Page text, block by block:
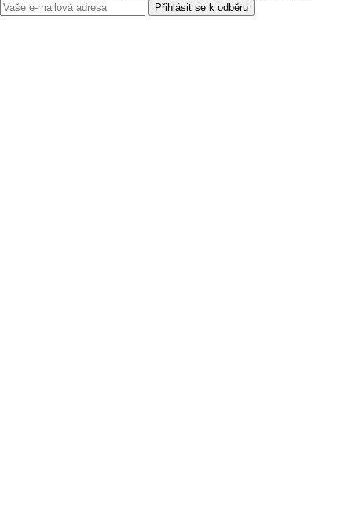
Přihlásit se k odběru